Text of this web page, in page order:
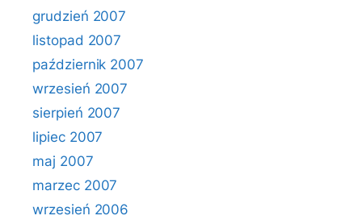
grudzień 2007
listopad 2007
październik 2007
wrzesień 2007
sierpień 2007
lipiec 2007
maj 2007
marzec 2007
wrzesień 2006